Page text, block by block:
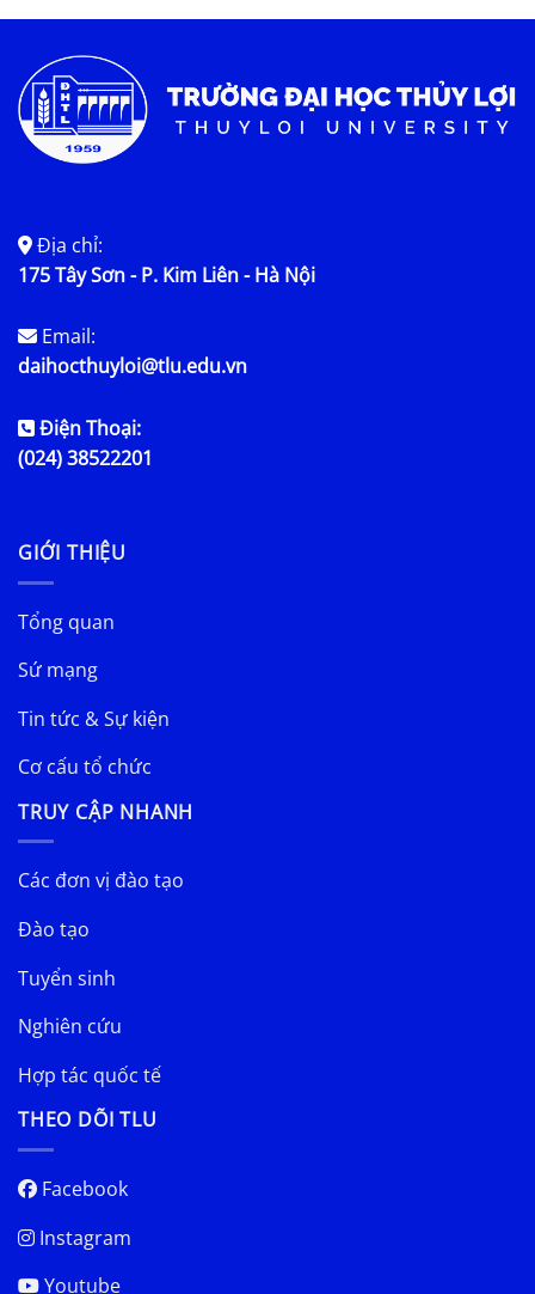
Địa chỉ:
175 Tây Sơn - P. Kim Liên - Hà Nội
Email:
daihocthuyloi@tlu.edu.vn
Điện Thoại:
(024) 38522201
GIỚI THIỆU
Tổng quan
Sứ mạng
Tin tức & Sự kiện
Cơ cấu tổ chức
TRUY CẬP NHANH
Các đơn vị đào tạo
Đào tạo
Tuyển sinh
Nghiên cứu
Hợp tác quốc tế
THEO DÕI TLU
Facebook
Instagram
Youtube